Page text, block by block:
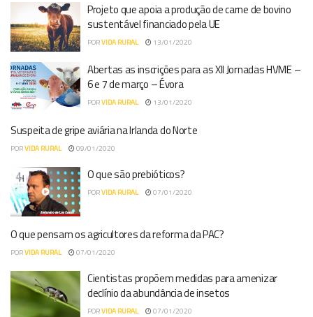
Projeto que apoia a produção de carne de bovino
sustentável financiado pela UE
PORVIDA RURAL 13/01/2020
Abertas as inscrições para as XII Jornadas HVME –
6 e 7 de março – Évora
PORVIDA RURAL 13/01/2020
Suspeita de gripe aviária na Irlanda do Norte
PORVIDA RURAL 09/01/2020
O que são prebióticos?
PORVIDA RURAL 07/01/2020
O que pensam os agricultores da reforma da PAC?
PORVIDA RURAL 07/01/2020
Cientistas propõem medidas para amenizar
declínio da abundância de insetos
PORVIDA RURAL 07/01/2020